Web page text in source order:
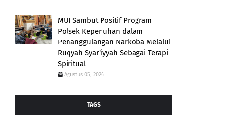
MUI Sambut Positif Program
Polsek Kepenuhan dalam
Penanggulangan Narkoba Melalui
Ruqyah Syar'iyyah Sebagai Terapi
Spiritual
Agustus 05, 2026
TAGS